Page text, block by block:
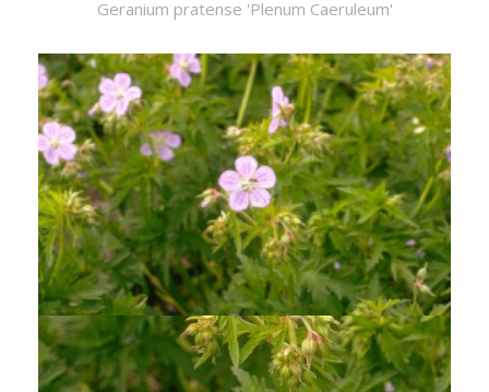
Geranium pratense 'Plenum Caeruleum'